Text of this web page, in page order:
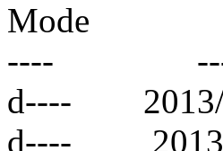
Mode
----
d----
d----